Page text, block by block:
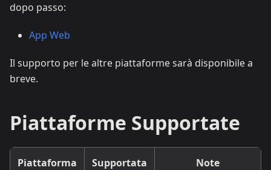
dopo passo:
App Web
Il supporto per le altre piattaforme sarà disponibile a
breve.
Piattaforme Supportate
Piattaforma Supportata Note